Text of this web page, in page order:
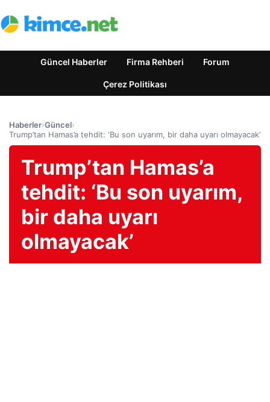
Güncel Haberler Firma Rehberi Forum
Çerez Politikası
Haberler›Güncel›
Trump’tan Hamas’a tehdit: ‘Bu son uyarım, bir daha uyarı olmayacak’
Trump’tan Hamas’a
tehdit: ‘Bu son uyarım,
bir daha uyarı
olmayacak’